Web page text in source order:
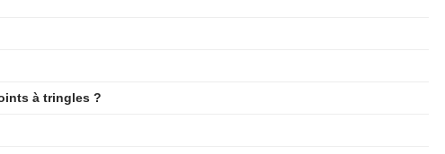
à tringles ?